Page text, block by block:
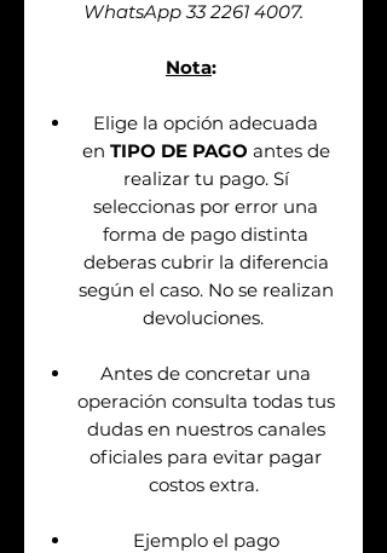
WhatsApp 33 2261 4007.
Nota:
Elige la opción adecuada
en TIPO DE PAGO antes de
realizar tu pago. Sí
seleccionas por error una
forma de pago distinta
deberas cubrir la diferencia
según el caso. No se realizan
devoluciones.
Antes de concretar una
operación consulta todas tus
dudas en nuestros canales
oficiales para evitar pagar
costos extra.
Ejemplo el pago